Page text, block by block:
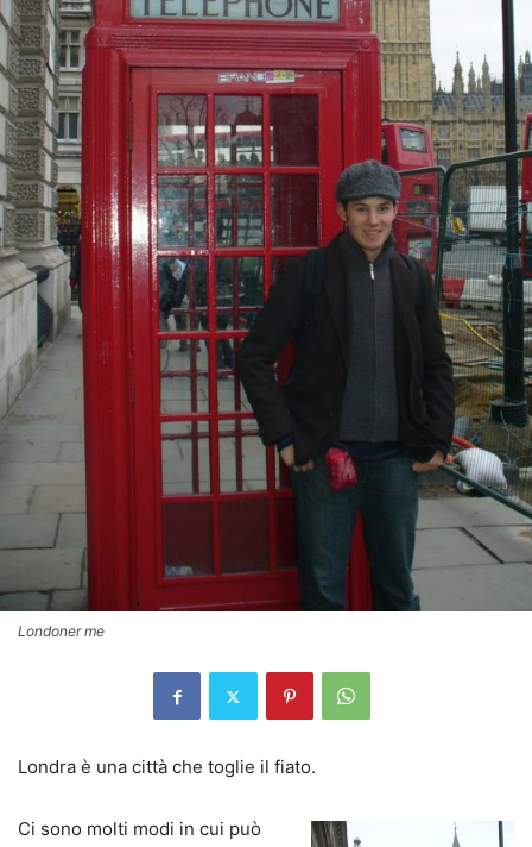
Londoner me
Londra è una città che toglie il fiato.
Ci sono molti modi in cui può